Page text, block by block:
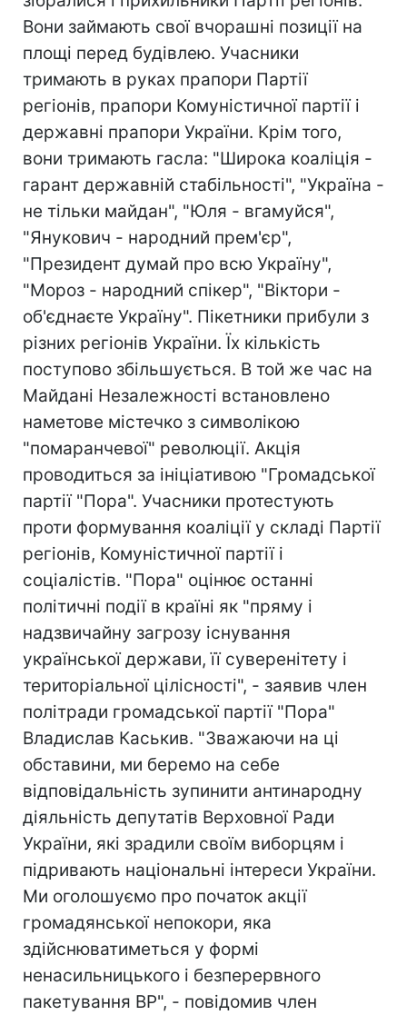
Вони займають свої вчорашні позиції на
площі перед будівлею. Учасники
тримають в руках прапори Партії
регіонів, прапори Комуністичної партії і
державні прапори України. Крім того,
вони тримають гасла: "Широка коаліція -
гарант державній стабільності", "Україна -
не тільки майдан", "Юля - вгамуйся",
"Янукович - народний прем'єр",
"Президент думай про всю Україну",
"Мороз - народний спікер", "Віктори -
об'єднаєте Україну". Пікетники прибули з
різних регіонів України. Їх кількість
поступово збільшується. В той же час на
Майдані Незалежності встановлено
наметове містечко з символікою
"помаранчевої" революції. Акція
проводиться за ініціативою "Громадської
партії "Пора". Учасники протестують
проти формування коаліції у складі Партії
регіонів, Комуністичної партії і
соціалістів. "Пора" оцінює останні
політичні події в країні як "пряму і
надзвичайну загрозу існування
української держави, її суверенітету і
територіальної цілісності", - заявив член
політради громадської партії "Пора"
Владислав Каськив. "Зважаючи на ці
обставини, ми беремо на себе
відповідальність зупинити антинародну
діяльність депутатів Верховної Ради
України, які зрадили своїм виборцям і
підривають національні інтереси України.
Ми оголошуємо про початок акції
громадянської непокори, яка
здійснюватиметься у формі
ненасильницького і безперервного
пакетування ВР", - повідомив член